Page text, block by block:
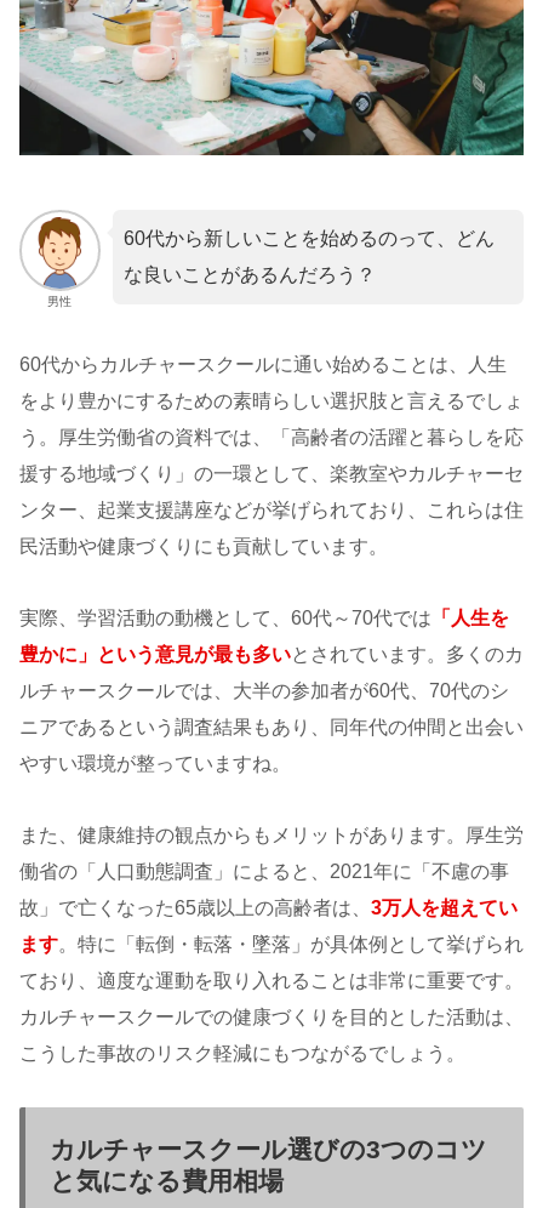
男性
60代から新しいことを始めるのって、どん
な良いことがあるんだろう？
60代からカルチャースクールに通い始めることは、人生
をより豊かにするための素晴らしい選択肢と言えるでしょ
う。厚生労働省の資料では、「高齢者の活躍と暮らしを応
援する地域づくり」の一環として、楽教室やカルチャーセ
ンター、起業支援講座などが挙げられており、これらは住
民活動や健康づくりにも貢献しています。
実際、学習活動の動機として、60代～70代では 「人生を
豊かに」という意見が最も多いとされています。多くのカ
ルチャースクールでは、大半の参加者が60代、70代のシ
ニアであるという調査結果もあり、同年代の仲間と出会い
やすい環境が整っていますね。
また、健康維持の観点からもメリットがあります。厚生労
働省の「人口動態調査」によると、2021年に「不慮の事
故」で亡くなった65歳以上の高齢者は、 3万人を超えてい
ます。特に「転倒・転落・墜落」が具体例として挙げられ
ており、適度な運動を取り入れることは非常に重要です。
カルチャースクールでの健康づくりを目的とした活動は、
こうした事故のリスク軽減にもつながるでしょう。
カルチャースクール選びの3つのコツ
と気になる費用相場